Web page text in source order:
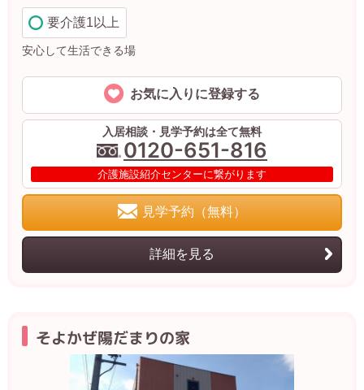
安心して生活できる場
要介護1以上
お気に入りに登録する
入居相談・見学予約は全て無料
0120-651-816
介護施設紹介センターに繋がります
見学予約（無料）
詳細を見る
そよかぜ陽だまりの家